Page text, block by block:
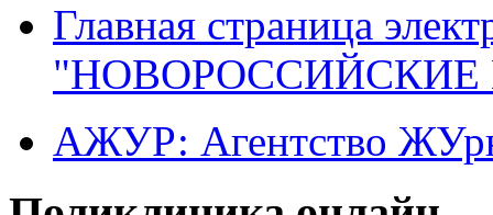
Главная страница
"НОВОРОССИЙСКИЕ
АЖУР: Агентство